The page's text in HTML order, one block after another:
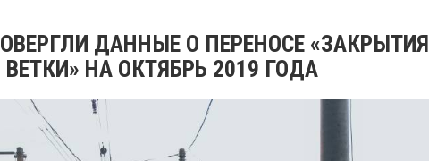
ДАННЫЕ О ПЕРЕНОСЕ «ЗАКРЫТИЯ
НА ОКТЯБРЬ 2019 ГОДА